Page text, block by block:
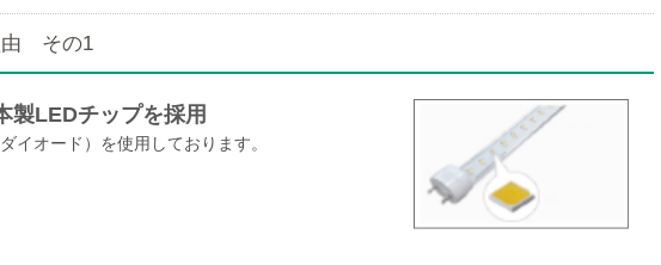
由 その1
製LEDチップを採用
イオード）を使用しております。